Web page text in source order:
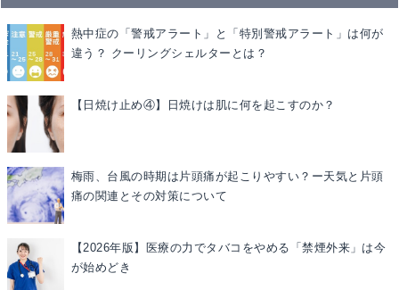
熱中症の「警戒アラート」と「特別警戒アラート」は何が
違う？ クーリングシェルターとは？
【日焼け止め④】日焼けは肌に何を起こすのか？
梅雨、台風の時期は片頭痛が起こりやすい？ー天気と片頭
痛の関連とその対策について
【2026年版】医療の力でタバコをやめる「禁煙外来」は今
が始めどき